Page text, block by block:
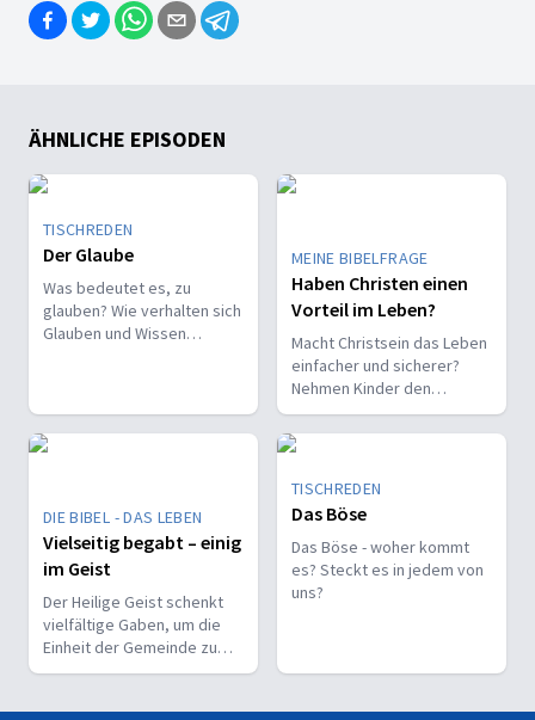
ÄHNLICHE EPISODEN
TISCHREDEN
Der Glaube
Was bedeutet es, zu
glauben? Wie verhalten sich
Glauben und Wissen
MEINE BIBELFRAGE
Haben Christen einen
Vorteil im Leben?
Macht Christsein das Leben
einfacher und sicherer?
Nehmen Kinder den
Glauben leichter an als
Erwachsene?
DIE BIBEL - DAS LEBEN
Vielseitig begabt – einig
im Geist
Der Heilige Geist schenkt
vielfältige Gaben, um die
Einheit der Gemeinde zu
stärken und sie zu
Menschen zu bekennen.
TISCHREDEN
Das Böse
Das Böse - woher kommt
es? Steckt es in jedem von
uns?